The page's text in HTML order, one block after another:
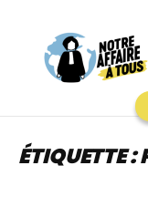
contenu
ÉTIQUETTE :